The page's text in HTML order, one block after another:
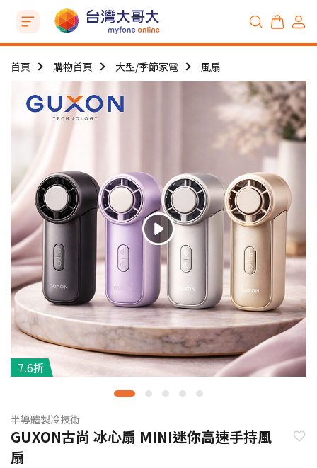
首頁 購物首頁 大型/季節家電 風扇
7.6折
半導體製冷技術
GUXON古尚 冰心扇 MINI迷你高速手持風
扇